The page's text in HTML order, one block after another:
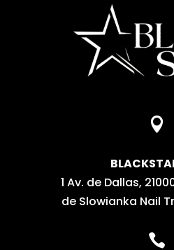

1 Av. de Dallas,
de Slowianka Nail
